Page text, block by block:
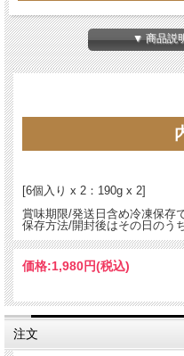
ー
▼ 商品説
[6個入り x 2：190g x 2]
賞味期限/発送日含め冷凍保存
保存方法/開封後はその日のう
価格:1,980円(税込)
注文